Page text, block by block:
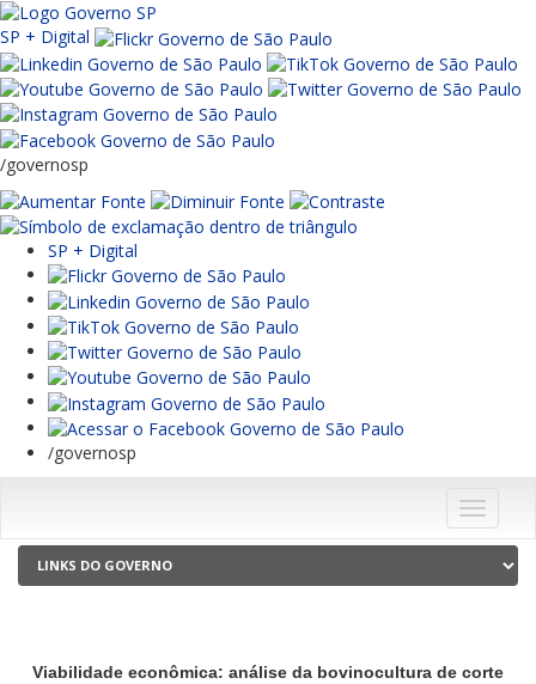
SP + Digital
/governosp
SP + Digital
/governosp
Menu
Viabilidade econômica: análise da bovinocultura de corte